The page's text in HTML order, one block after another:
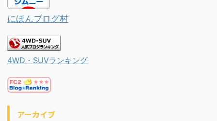
にほんブログ村
4WD・SUVランキング
アーカイブ